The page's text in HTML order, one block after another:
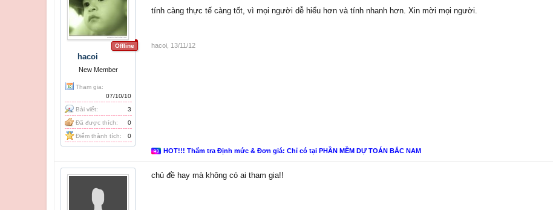
Offline
hacoi
New Member
Tham gia:
07/10/10
Bài viết:
3
Đã được thích:
0
Điểm thành tích:
0
tính càng thực tế càng tốt, vì mọi người dễ hiểu hơn và tính nhanh hơn. Xin mời mọi người.
hacoi 13/11/12
HOT!!! Thẩm tra Định mức & Đơn giá: Chỉ có tại PHẦN MỀM DỰ TOÁN BẮC NAM
chủ đề hay mà không có ai tham gia!!